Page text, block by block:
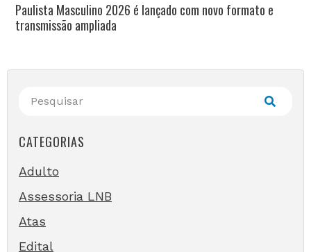
Paulista Masculino 2026 é lançado com novo formato e
transmissão ampliada
CATEGORIAS
Adulto
Assessoria LNB
Atas
Edital